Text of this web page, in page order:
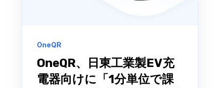
OneQR
OneQR、日東工業製EV充
電器向けに「1分単位で課